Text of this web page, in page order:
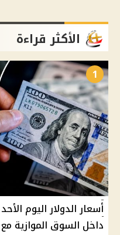
الأكثر قراءة
1
أسعار الدولار اليوم
داخل السوق الموازية